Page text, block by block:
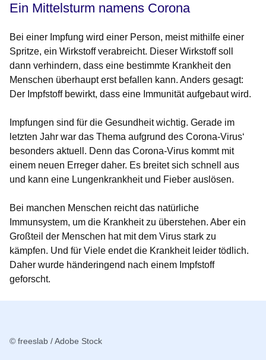
Ein Mittelsturm namens Corona
Bei einer Impfung wird einer Person, meist mithilfe einer
Spritze, ein Wirkstoff verabreicht. Dieser Wirkstoff soll
dann verhindern, dass eine bestimmte Krankheit den
Menschen überhaupt erst befallen kann. Anders gesagt:
Der Impfstoff bewirkt, dass eine Immunität aufgebaut wird.
Impfungen sind für die Gesundheit wichtig. Gerade im
letzten Jahr war das Thema aufgrund des Corona-Virus‘
besonders aktuell. Denn das Corona-Virus kommt mit
einem neuen Erreger daher. Es breitet sich schnell aus
und kann eine Lungenkrankheit und Fieber auslösen.
Bei manchen Menschen reicht das natürliche
Immunsystem, um die Krankheit zu überstehen. Aber ein
Großteil der Menschen hat mit dem Virus stark zu
kämpfen. Und für Viele endet die Krankheit leider tödlich.
Daher wurde händeringend nach einem Impfstoff
geforscht.
© freeslab / Adobe Stock